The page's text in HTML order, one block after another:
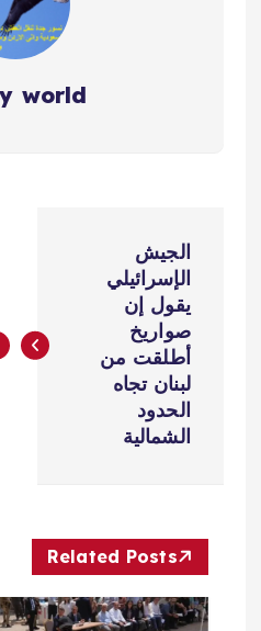
world
ص
م
ق
الجيش
الإسرائيلي
يقول إن
صواريخ
أطلقت من
لبنان تجاه
الحدود
الشمالية
Related Posts